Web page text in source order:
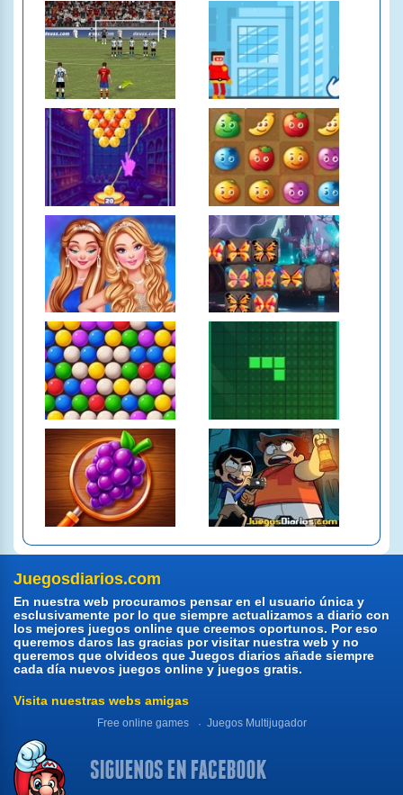
Juegosdiarios.com
En nuestra web procuramos pensar en el usuario única y
esclusivamente por lo que siempre actualizamos a diario con
los mejores juegos online que creemos oportunos. Por eso
queremos daros las gracias por visitar nuestra web y no
queremos que olvideos que Juegos diarios añade siempre
cada día nuevos juegos online y juegos gratis.
Visita nuestras webs amigas
Free online games Juegos Multijugador